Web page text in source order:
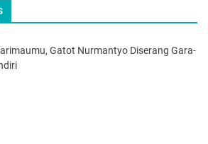
Gatot Nurmantyo Diserang Gara-